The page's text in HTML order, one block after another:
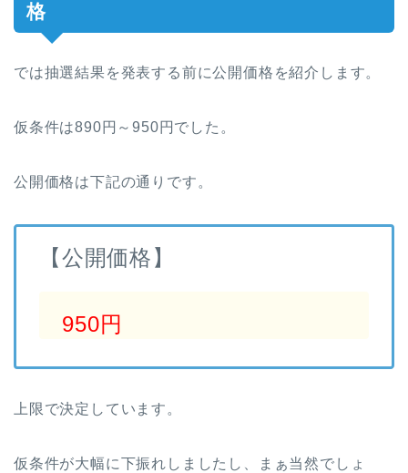
格
では抽選結果を発表する前に公開価格を紹介します。
仮条件は890円～950円でした。
公開価格は下記の通りです。
【公開価格】
950円
上限で決定しています。
仮条件が大幅に下振れしましたし、まぁ当然でしょ